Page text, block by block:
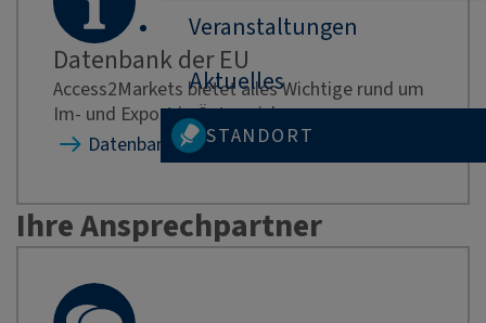
Veranstaltungen
Aktuelles
STANDORT
Datenbank der EU
Access2Markets bietet alles Wichtige rund um
Im- und Export in Österreich.
Datenbank der EU
Ihre Ansprechpartner